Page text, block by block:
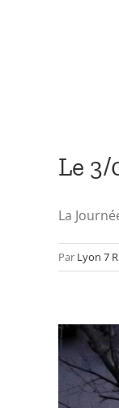
Le 3/
La
Par Lyon 7